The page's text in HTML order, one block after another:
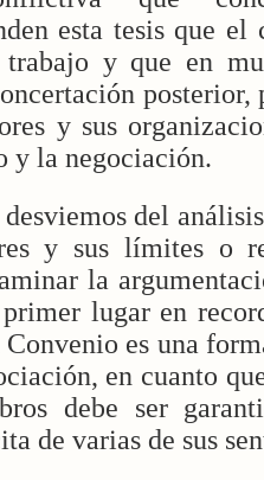
esta tesis que
y que en
posterior,
y sus
y la negociación.
desviemos del
y sus límites o
la
lugar en
es una
en cuanto
debe ser
de varias de sus